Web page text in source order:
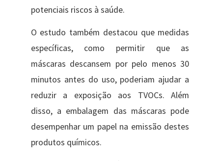
potenciais riscos à saúde.
O estudo também destacou que medidas
específicas, como permitir que as
máscaras ​d​escansem por pelo menos 30
minutos antes do uso, poderiam ajudar a
reduzir a exposição aos TVOCs. Além
disso, a embalagem das máscaras pode
desempenhar um papel na emissão destes
produtos químicos.